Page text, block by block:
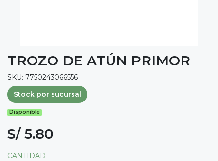
TROZO DE ATÚN PRIMOR
SKU: 7750243066556
Stock por sucursal
Disponible
S/ 5.80
CANTIDAD